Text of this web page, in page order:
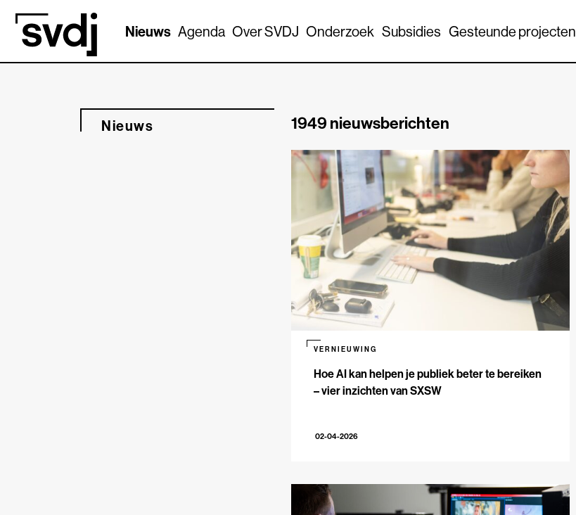
Naar hoofdinhoud
Nieuws Agenda Over SVDJ Onderzoek Subsidies Gesteunde projecten
Nieuws 1949 nieuwsberichten
Hoe AI kan helpen je publiek beter te bereiken
– vier inzichten van SXSW
VERNIEUWING
02-04-2026